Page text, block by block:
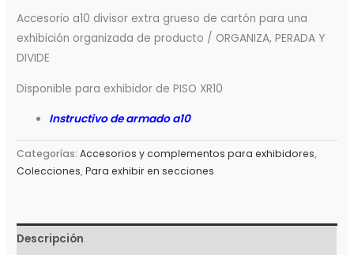
Accesorio a10 divisor extra grueso de cartón para una
exhibición organizada de producto / ORGANIZA, PERADA Y
DIVIDE
Disponible para exhibidor de PISO XR10
Instructivo de armado a10
Categorías:Accesorios y complementos para exhibidores,
Colecciones,Para exhibir en secciones
Descripción